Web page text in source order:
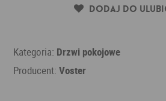
Dodaj do
Kategoria: Drzwi pokojowe
Producent:Voster